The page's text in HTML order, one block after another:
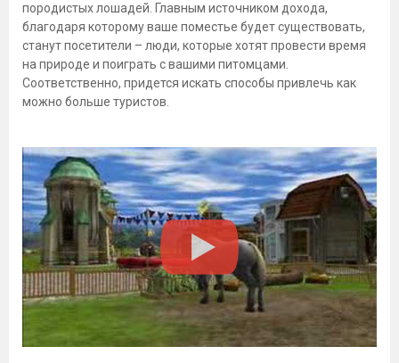
породистых лошадей. Главным источником дохода,
благодаря которому ваше поместье будет существовать,
станут посетители – люди, которые хотят провести время
на природе и поиграть с вашими питомцами.
Соответственно, придется искать способы привлечь как
можно больше туристов.